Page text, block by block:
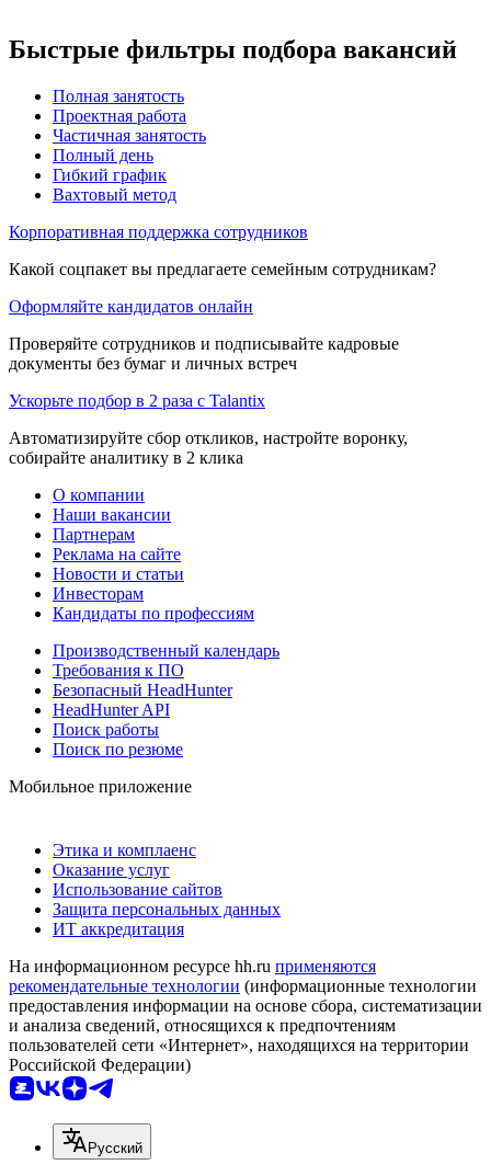
Быстрые фильтры подбора вакансий
Полная занятость
Проектная работа
Частичная занятость
Полный день
Гибкий график
Вахтовый метод
Корпоративная поддержка сотрудников
Какой соцпакет вы предлагаете семейным сотрудникам?
Оформляйте кандидатов онлайн
Проверяйте сотрудников и подписывайте кадровые
документы без бумаг и личных встреч
Ускорьте подбор в 2 раза с Talantix
Автоматизируйте сбор откликов, настройте воронку,
собирайте аналитику в 2 клика
О компании
Наши вакансии
Партнерам
Реклама на сайте
Новости и статьи
Инвесторам
Кандидаты по профессиям
Производственный календарь
Требования к ПО
Безопасный HeadHunter
HeadHunter API
Поиск работы
Поиск по резюме
Мобильное приложение
Этика и комплаенс
Оказание услуг
Использование сайтов
Защита персональных данных
ИТ аккредитация
На информационном ресурсе hh.ru применяются
рекомендательные технологии (информационные технологии
предоставления информации на основе сбора, систематизации
и анализа сведений, относящихся к предпочтениям
пользователей сети «Интернет», находящихся на территории
Российской Федерации)
Русский